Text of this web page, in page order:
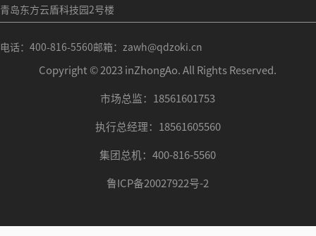
青岛东方云盾科技园2号楼
电话：400-816-5560 邮箱：zawh@qdzoki.cn
Copyright © 2023 inZhongAo. All Rights Reserved.
市场总监：18561601753
执行总经理：18561605560
集团总机：400-816-5560
鲁ICP备20027922号-2